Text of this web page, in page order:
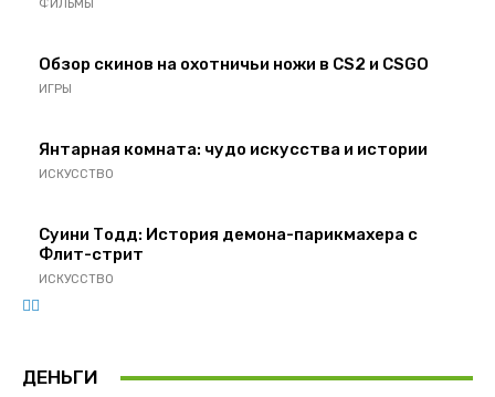
ФИЛЬМЫ
Обзор скинов на охотничьи ножи в CS2 и CSGO
ИГРЫ
Янтарная комната: чудо искусства и истории
ИСКУССТВО
Суини Тодд: История демона-парикмахера с
Флит-стрит
ИСКУССТВО
ДЕНЬГИ